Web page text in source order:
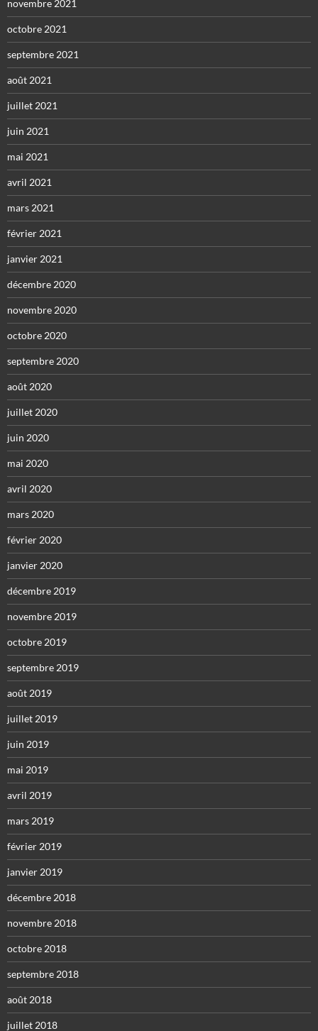
novembre 2021
octobre 2021
septembre 2021
août 2021
juillet 2021
juin 2021
mai 2021
avril 2021
mars 2021
février 2021
janvier 2021
décembre 2020
novembre 2020
octobre 2020
septembre 2020
août 2020
juillet 2020
juin 2020
mai 2020
avril 2020
mars 2020
février 2020
janvier 2020
décembre 2019
novembre 2019
octobre 2019
septembre 2019
août 2019
juillet 2019
juin 2019
mai 2019
avril 2019
mars 2019
février 2019
janvier 2019
décembre 2018
novembre 2018
octobre 2018
septembre 2018
août 2018
juillet 2018